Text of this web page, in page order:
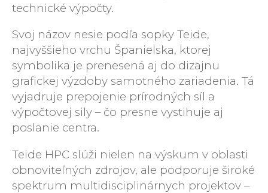
technické výpočty.
Svoj názov nesie podľa sopky Teide,
najvyššieho vrchu Španielska, ktorej
symbolika je prenesená aj do dizajnu
grafickej výzdoby samotného zariadenia. Tá
vyjadruje prepojenie prírodných síl a
výpočtovej sily – čo presne vystihuje aj
poslanie centra.
Teide HPC slúži nielen na výskum v oblasti
obnoviteľných zdrojov, ale podporuje široké
spektrum multidisciplinárnych projektov –